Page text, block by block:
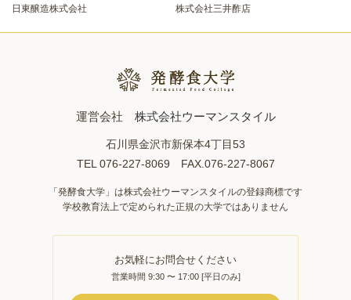
日東醸造株式会社
株式会社三井酢店
運営会社 株式会社ウーマンスタイル
石川県金沢市新保本4丁目53
TEL 076-227-8069 FAX.076-227-8067
「発酵食大学」は株式会社ウーマンスタイルの登録商標です
学校教育法上で定められた正規の大学ではありません
お気軽にお問合せください
営業時間 9:30 〜 17:00 [平日のみ]